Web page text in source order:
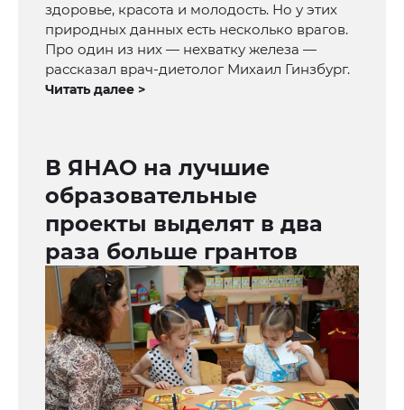
здоровье, красота и молодость. Но у этих
природных данных есть несколько врагов.
Про один из них — нехватку железа —
рассказал врач-диетолог Михаил Гинзбург.
Читать далее >
В ЯНАО на лучшие
образовательные
проекты выделят в два
раза больше грантов